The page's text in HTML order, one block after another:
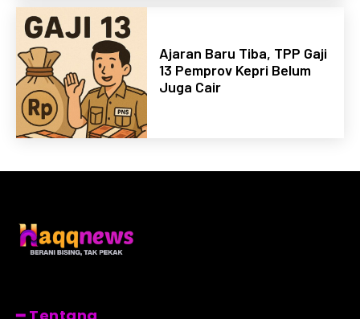
Ajaran Baru Tiba, TPP Gaji
13 Pemprov Kepri Belum
Juga Cair